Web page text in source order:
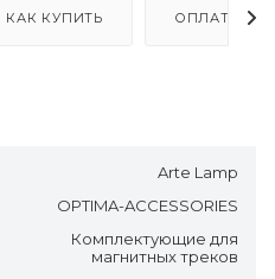
КАК КУПИТЬ ОПЛАТА
Arte Lamp
OPTIMA-ACCESSORIES
Комплектующие для
магнитных треков